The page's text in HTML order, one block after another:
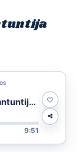
9:51